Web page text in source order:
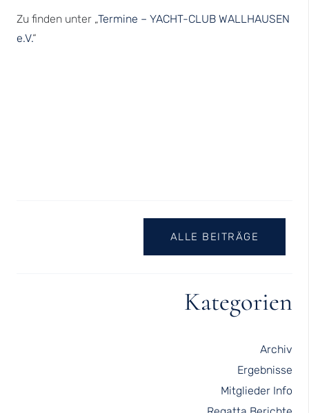
Zu finden unter „Termine – YACHT-CLUB WALLHAUSEN
e.V.“
ALLE BEITRÄGE
Kategorien
Archiv
Ergebnisse
Mitglieder Info